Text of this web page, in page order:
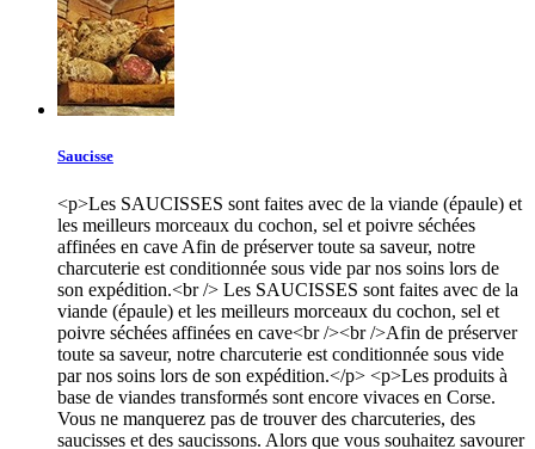
Saucisse
<p>Les SAUCISSES sont faites avec de la viande (épaule) et
les meilleurs morceaux du cochon, sel et poivre séchées
affinées en cave Afin de préserver toute sa saveur, notre
charcuterie est conditionnée sous vide par nos soins lors de
son expédition.<br /> Les SAUCISSES sont faites avec de la
viande (épaule) et les meilleurs morceaux du cochon, sel et
poivre séchées affinées en cave<br /><br />Afin de préserver
toute sa saveur, notre charcuterie est conditionnée sous vide
par nos soins lors de son expédition.</p> <p>Les produits à
base de viandes transformés sont encore vivaces en Corse.
Vous ne manquerez pas de trouver des charcuteries, des
saucisses et des saucissons. Alors que vous souhaitez savourer